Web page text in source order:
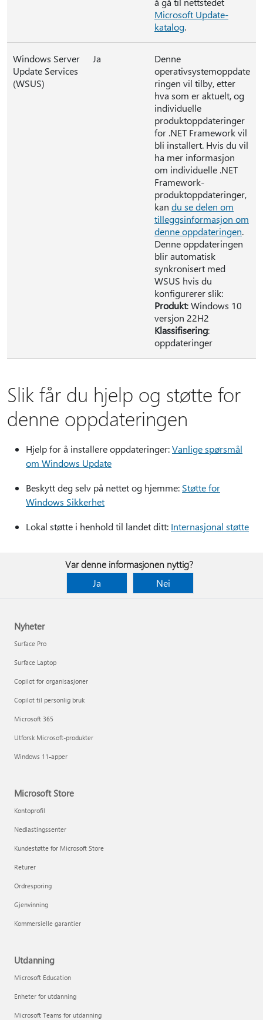
Microsoft Update-
katalog.
Windows Server
Update Services
(WSUS)
Ja
Denne
operativsystemoppdate
ringen vil tilby, etter
hva som er aktuelt, og
individuelle
produktoppdateringer
for .NET Framework vil
bli installert. Hvis du vil
ha mer informasjon
om individuelle .NET
Framework-
produktoppdateringer,
kan du se delen om
tilleggsinformasjon om
denne oppdateringen.
Denne oppdateringen
blir automatisk
synkronisert med
WSUS hvis du
konfigurerer slik:
Produkt: Windows 10
versjon 22H2
Klassifisering:
oppdateringer
Slik får du hjelp og støtte for
denne oppdateringen
Hjelp for å installere oppdateringer:Vanlige spørsmål
om Windows Update
Beskytt deg selv på nettet og hjemme: Støtte for
Windows Sikkerhet
Lokal støtte i henhold til landet ditt: Internasjonal støtte
Var denne informasjonen nyttig?
Ja
Nei
Nyheter
Surface Pro
Surface Laptop
Copilot for organisasjoner
Copilot til personlig bruk
Microsoft 365
Utforsk Microsoft-produkter
Windows 11-apper
Microsoft Store
Kontoprofil
Nedlastingssenter
Kundestøtte for Microsoft Store
Returer
Ordresporing
Gjenvinning
Kommersielle garantier
Utdanning
Microsoft Education
Enheter for utdanning
Microsoft Teams for utdanning